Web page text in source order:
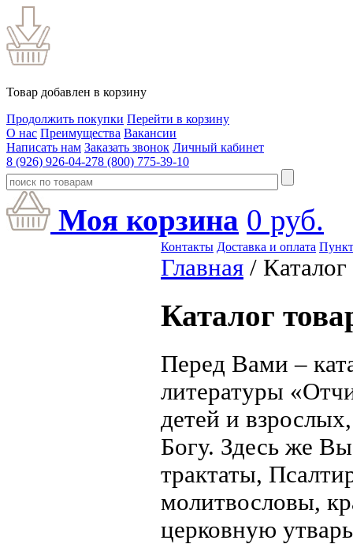
Товар добавлен в корзину
Продолжить покупки Перейти в корзину
О нас Преимущества Вакансии
Написать нам Заказать звонок Личный кабинет
8 (926) 926-04-278 (800) 775-39-10
Моя корзина 0 руб.
Контакты Доставка и оплата
Главная / Каталог
Каталог
Перед Вами –
литературы
детей и
Богу. Здесь же
трактаты,
молитвословы,
церковную